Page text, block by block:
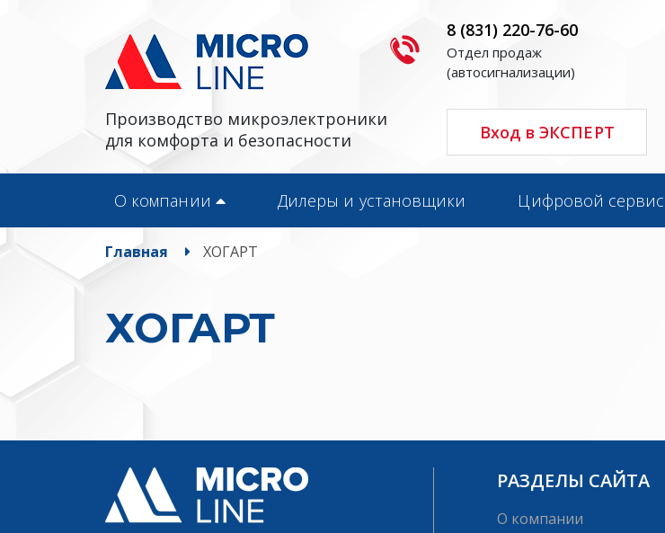
Производство микроэлектроники
для комфорта и безопасности
8 (831) 220-76-60
Отдел продаж
(автосигнализации)
Вход в ЭКСПЕРТ
О компании Дилеры и установщики Цифровой сервис
Главная ХОГАРТ
ХОГАРТ
РАЗДЕЛЫ САЙТА
О компании